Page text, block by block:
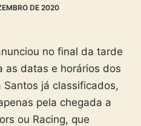
DE 2020
no final da tarde
as datas e horários dos
já classificados,
pela chegada a
ou Racing, que